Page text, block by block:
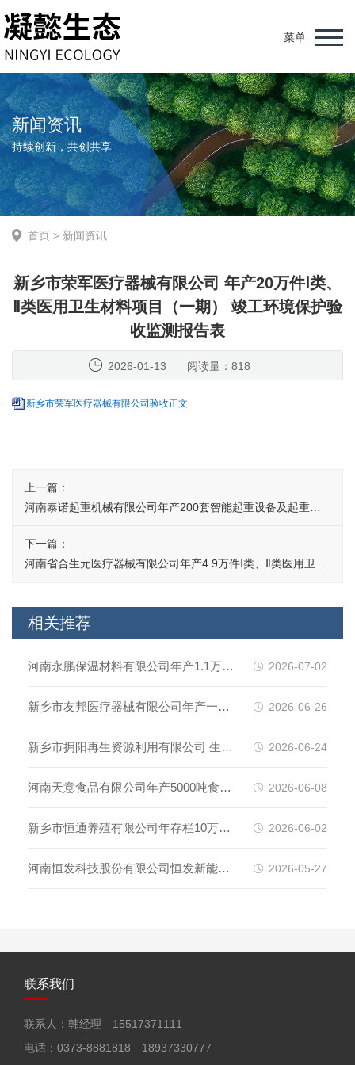
菜单
新闻资讯
持续创新，共创共享
首页 > 新闻资讯
新乡市荣军医疗器械有限公司 年产20万件Ⅰ类、
Ⅱ类医用卫生材料项目（一期） 竣工环境保护验
收监测报告表
2026-01-13 阅读量：818
新乡市荣军医疗器械有限公司验收正文
上一篇：
河南泰诺起重机械有限公司年产200套智能起重设备及起重配
下一篇：
河南省合生元医疗器械有限公司年产4.9万件Ⅰ类、Ⅱ类医用卫生
材料项目（一期）竣工环境保护验收监测报告表
相关推荐
河南永鹏保温材料有限公司年产1.1万件
起重配件模具项目（一期）竣工环境保
护验收监测报告表
2026-07-02
新乡市友邦医疗器械有限公司年产一万
件一类、二类医用卫生材料项目（一
期）竣工环境保护验收监测报告表
2026-06-26
新乡市拥阳再生资源利用有限公司 生活
垃圾焚烧发电炉渣综合处置利用项目 竣
工环境保护验收监测报告表
2026-06-24
河南天意食品有限公司年产5000吨食用
油及5000吨调味品项目（一期）竣工环
境保护验收监测报告表
2026-06-08
新乡市恒通养殖有限公司年存栏10万羽
蛋鸡养殖项目 环境影响评价一次公示
2026-06-02
河南恒发科技股份有限公司恒发新能源
（一期工程）
2026-05-27
联系我们
联系人：韩经理 15517371111
电话：0373-8881818 18937330777